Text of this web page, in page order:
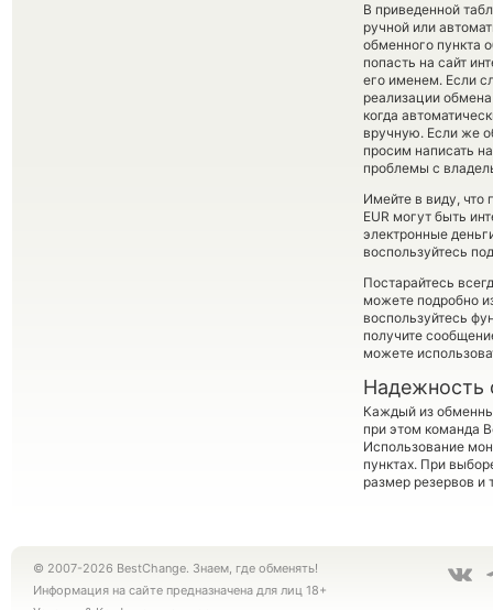
В приведенной
ручной или
обменного пункта
попасть на сайт
его именем. Если
реализации
когда
вручную. Если же
просим написать
проблемы с
Имейте в виду, что
EUR могут быть
электронные
воспользуйтесь
Постарайтесь
можете подробно
воспользуйтесь
получите
можете
Надежность
Каждый из
при этом команда
Использование
пунктах. При
размер резервов и
© 2007-2026 BestChange. Знаем, где обменять!
Информация на сайте предназначена для лиц 18+